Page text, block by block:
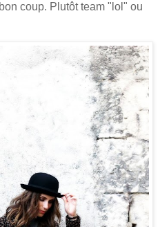
coup. Plutôt team "lol" ou